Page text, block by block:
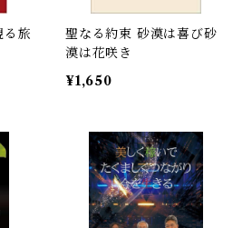
る旅
聖なる約束 砂漠は喜び砂
漠は花咲き
¥1,650